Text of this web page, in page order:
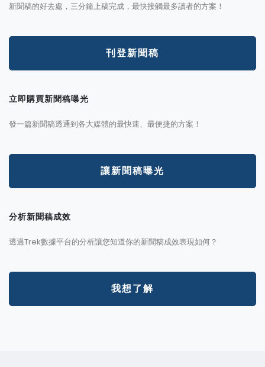
新聞稿的好去處，三分鐘上稿完成，最快接觸最多讀者的方案！
刊登新聞稿
立即購買新聞稿曝光
發一篇新聞稿透通到各大媒體的最快速、最便捷的方案！
讓新聞稿曝光
分析新聞稿成效
透過Trek數據平台的分析讓您知道你的新聞稿成效表現如何？
我想了解